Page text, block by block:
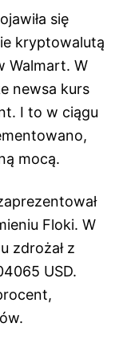
się
kryptowalutą
Walmart. W
newsa kurs
I to w ciągu
mocą.
Floki. W
zdrożał z
USD.